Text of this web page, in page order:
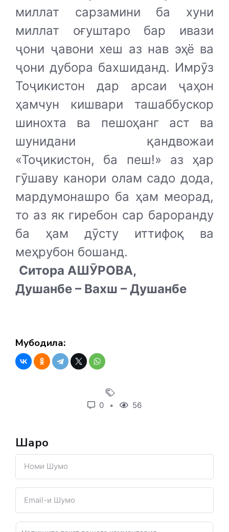
миллат сарзамини ба хуни
миллат оғуштаро бар ивази
ҷони ҷавони хеш аз нав эҳё ва
ҷони дубора бахшиданд. Имрӯз
Тоҷикистон дар арсаи ҷаҳон
ҳамчун кишвари ташаббускор
шинохта ва пешоҳанг аст ва
шунидани қандвожаи
«Тоҷикистон, ба пеш!» аз ҳар
гӯшаву канори олам садо дода,
мардумонашро ба ҳам меорад,
то аз як гиребон сар бароранду
ба ҳам дӯсту иттифоқ ва
меҳрубон бошанд.
Ситора АШӮРОВА,
Душанбе – Вахш – Душанбе
Мубодила:
0 56
Шарҳҳо